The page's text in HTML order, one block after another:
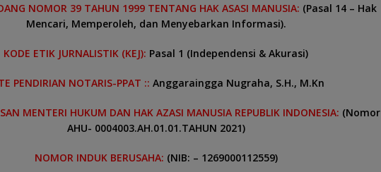
NOMOR 39 TAHUN 1999 TENTANG HAK ASASI MANUSIA: (Pasal 14 – Hak
Mencari, Memperoleh, dan Menyebarkan Informasi).
KODE ETIK JURNALISTIK (KEJ): Pasal 1 (Independensi & Akurasi)
PENDIRIAN NOTARIS-PPAT :: Anggaraingga Nugraha, S.H., M.Kn
MENTERI HUKUM DAN HAK AZASI MANUSIA REPUBLIK INDONESIA: (Nomor
AHU- 0004003.AH.01.01.TAHUN 2021)
NOMOR INDUK BERUSAHA: (NIB: – 1269000112559)